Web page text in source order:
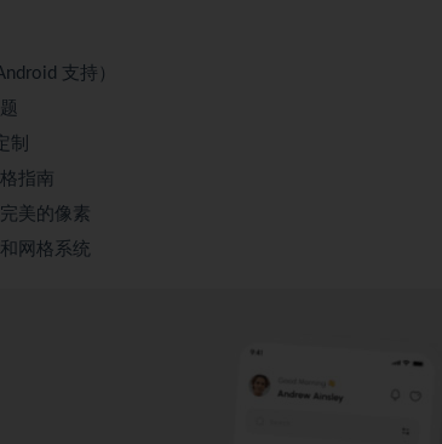
支持）
制
指南
美的像素
网格系统